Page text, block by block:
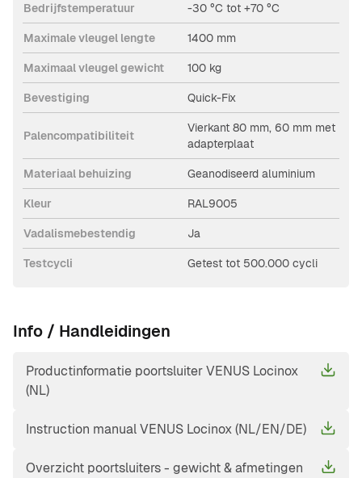
Bedrijfstemperatuur -30 °C tot +70 °C
Maximale vleugel lengte 1400 mm
Maximaal vleugel gewicht 100 kg
Bevestiging Quick-Fix
Palencompatibiliteit
Vierkant 80 mm, 60 mm met
adapterplaat
Materiaal behuizing Geanodiseerd aluminium
Kleur RAL9005
Vadalismebestendig Ja
Testcycli Getest tot 500.000 cycli
Info / Handleidingen
Productinformatie poortsluiter VENUS Locinox
(NL)
Instruction manual VENUS Locinox (NL/EN/DE)
Overzicht poortsluiters - gewicht & afmetingen